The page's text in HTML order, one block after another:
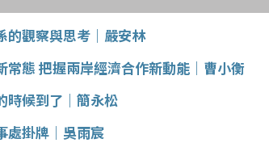
的觀察與思考｜嚴安林
常態 把握兩岸經濟合作新動能｜曹小衡
時候到了｜簡永松
處掛牌｜吳雨宸